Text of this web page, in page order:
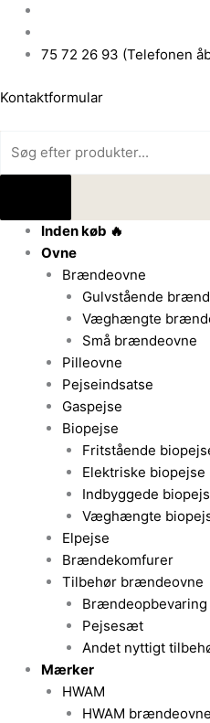
indholdet75 72 26 93 (Telefonen
Kontaktformular
Products
search
Inden køb 🔥
Ovne
Brændeovne
Gulvstående
Væghængte
Små brændeovne
Pilleovne
Pejseindsatse
Gaspejse
Biopejse
Fritstående
Elektriske biopejse
Indbyggede
Væghængte
Elpejse
Brændekomfurer
Tilbehør brændeovne
Brændeopbevaring
Pejsesæt
Andet nyttigt
Mærker
HWAM
HWAM brændeovne
Products
search